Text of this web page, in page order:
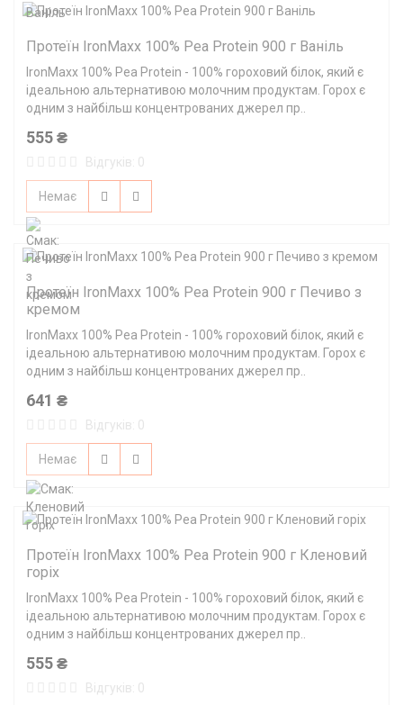
Протеїн IronMaxx 100% Pea Protein 900 г Ваніль
IronMaxx 100% Pea Protein - 100% гороховий білок, який є
ідеальною альтернативою молочним продуктам. Горох є
одним з найбільш концентрованих джерел пр..
555 ₴
Відгуків: 0
Немає
Протеїн IronMaxx 100% Pea Protein 900 г Печиво з
кремом
IronMaxx 100% Pea Protein - 100% гороховий білок, який є
ідеальною альтернативою молочним продуктам. Горох є
одним з найбільш концентрованих джерел пр..
641 ₴
Відгуків: 0
Немає
Протеїн IronMaxx 100% Pea Protein 900 г Кленовий
горіх
IronMaxx 100% Pea Protein - 100% гороховий білок, який є
ідеальною альтернативою молочним продуктам. Горох є
одним з найбільш концентрованих джерел пр..
555 ₴
Відгуків: 0